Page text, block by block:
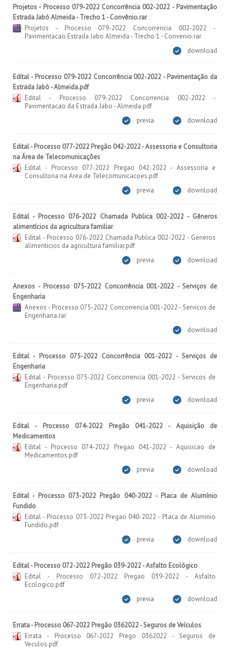
Projetos - Processo 079-2022 Concorrência 002-2022 - Pavimentação
Estrada Jabó Almeida - Trecho 1 - Convênio.rar
Projetos - Processo 079-2022 Concorrencia 002-2022 -
Pavimentacao Estrada Jabo Almeida - Trecho 1 - Convenio.rar
download
Edital - Processo 079-2022 Concorrência 002-2022 - Pavimentação da
Estrada Jabó - Almeida.pdf
Edital - Processo 079-2022 Concorrencia 002-2022 -
Pavimentacao da Estrada Jabo - Almeida.pdf
download
previa
Edital - Processo 077-2022 Pregão 042-2022 - Assessoria e Consultoria
na Área de Telecomunicações
Edital - Processo 077-2022 Pregao 042-2022 - Assessoria e
Consultoria na Area de Telecomunicacoes.pdf
download
previa
Edital - Processo 076-2022 Chamada Publica 002-2022 - Gêneros
alimentícios da agricultura familiar
Edital - Processo 076-2022 Chamada Publica 002-2022 - Generos
alimenticios da agricultura familiar.pdf
download
previa
Anexos - Processo 075-2022 Concorrência 001-2022 - Serviços de
Engenharia
Anexos - Processo 075-2022 Concorrencia 001-2022 - Servicos de
Engenharia.rar
download
Edital - Processo 075-2022 Concorrência 001-2022 - Serviços de
Engenharia
Edital - Processo 075-2022 Concorrencia 001-2022 - Servicos de
Engenharia.pdf
download
previa
Edital - Processo 074-2022 Pregão 041-2022 - Aquisição de
Medicamentos
Edital - Processo 074-2022 Pregao 041-2022 - Aquisicao de
Medicamentos.pdf
download
previa
Edital - Processo 073-2022 Pregão 040-2022 - Placa de Alumínio
Fundido
Edital - Processo 073-2022 Pregao 040-2022 - Placa de Aluminio
Fundido.pdf
download
previa
Edital - Processo 072-2022 Pregão 039-2022 - Asfalto Ecológico
Edital - Processo 072-2022 Pregao 039-2022 - Asfalto
Ecologico.pdf
download
previa
Errata - Processo 067-2022 Pregão 0362022 - Seguros de Veículos
Errata - Processo 067-2022 Prego 0362022 - Seguros de
Veculos.pdf